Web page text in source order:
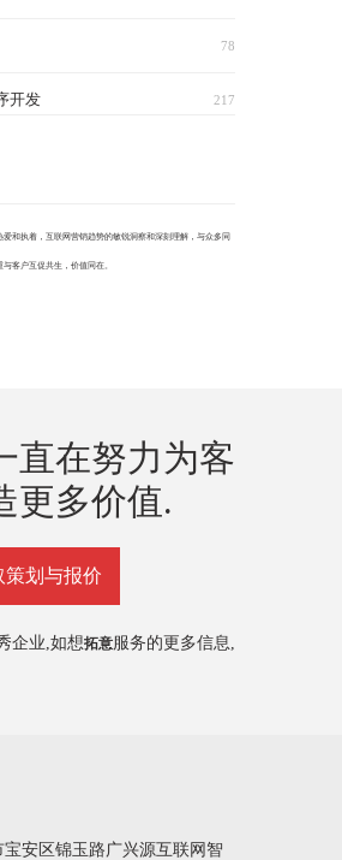
78
开发 217
爱和执着，互联网营销趋势的敏锐洞察和深刻理解，与众多同
客户互促共生，价值同在。
直在努力为客
更多价值.
策划与报价
企业,如想拓意服务的更多信息,
安区锦玉路广兴源互联网智